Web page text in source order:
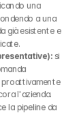
una
a una
già esistente e
si
l'azienda.
la pipeline da